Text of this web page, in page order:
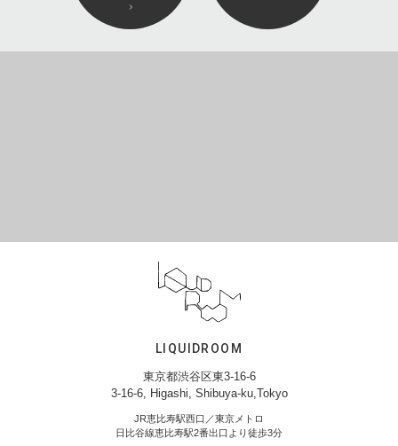
LIQUIDROOM
東京都渋谷区東3-16-6
3-16-6, Higashi, Shibuya-ku,Tokyo
JR恵比寿駅西口／東京メトロ
日比谷線恵比寿駅2番出口より徒歩3分